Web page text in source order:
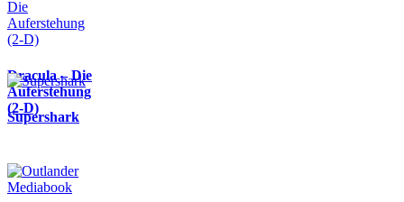
Dracula – Die
Auferstehung
(2-D)
Supershark